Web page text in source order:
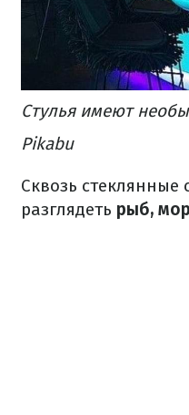
Стулья имеют
Pikabu
Сквозь
разглядеть рыб,